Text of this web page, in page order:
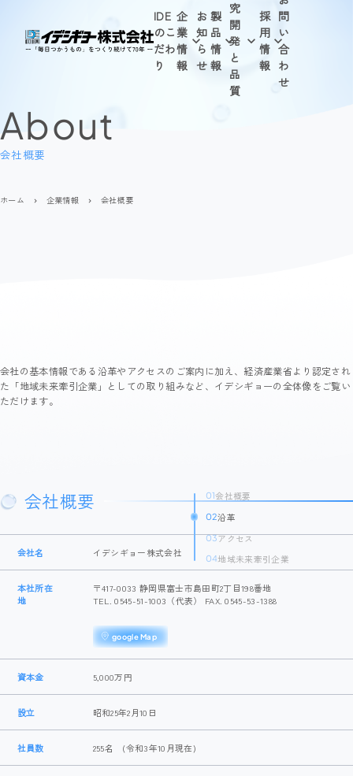
IDE
のこ
だわ
り
企
業
情
報
お
知
ら
せ
製
品
情
報
究
開
発
と
品
質
採
用
情
報
問
い
合
わ
せ
About
会社概要
ホーム navigate_next 企業情報 navigate_next 会社概要
会社の基本情報である沿革やアクセスのご案内に加え、経済産業省より認定され
た「地域未来牽引企業」としての取り組みなど、イデシギョーの全体像をご覧い
ただけます。
会社概要
会社名 イデシギョー株式会社
本社所在
地
〒417-0033 静岡県富士市島田町2丁目198番地
TEL. 0545-51-1003（代表） FAX. 0545-53-1388
google Map
資本金 5,000万円
設立 昭和25年2月10日
社員数 255名 (令和3年10月現在)
01会社概要
02沿革
03アクセス
04地域未来牽引企業